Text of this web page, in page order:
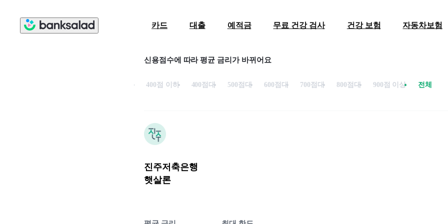
카드 대출 예적금 무료 건강 검사 건강 보험 자동차보험
신용점수에 따라 평균 금리가 바뀌어요
400점 이하 400점대 500점대 600점대 700점대 800점대 900점 이상 전체
진주저축은행
햇살론